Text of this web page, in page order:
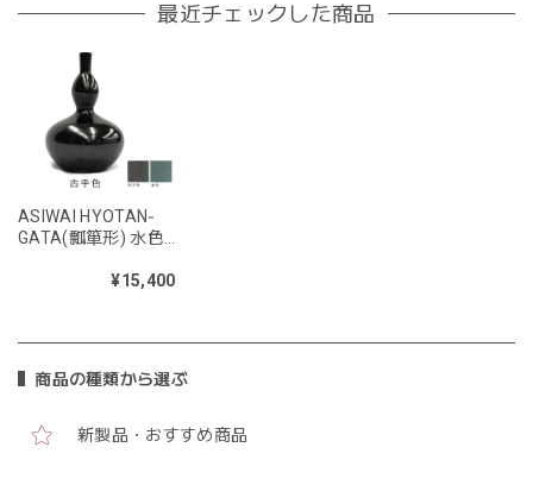
商品の種類から選ぶ
新製品・おすすめ商品
最近チェックした商品
ASIWAI HYOTAN‐
GATA(瓢箪形) 水色
¥15,400